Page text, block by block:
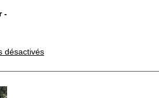
-
désactivés